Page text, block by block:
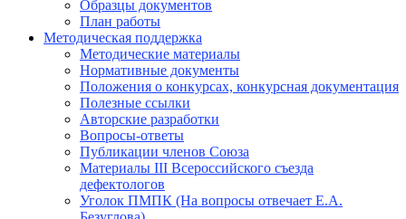
Образцы документов
План работы
Методическая поддержка
Методические материалы
Нормативные документы
Положения о конкурсах, конкурсная документация
Полезные ссылки
Авторские разработки
Вопросы-ответы
Публикации членов Союза
Материалы III Всероссийского съезда
дефектологов
Уголок ПМПК (На вопросы отвечает Е.А.